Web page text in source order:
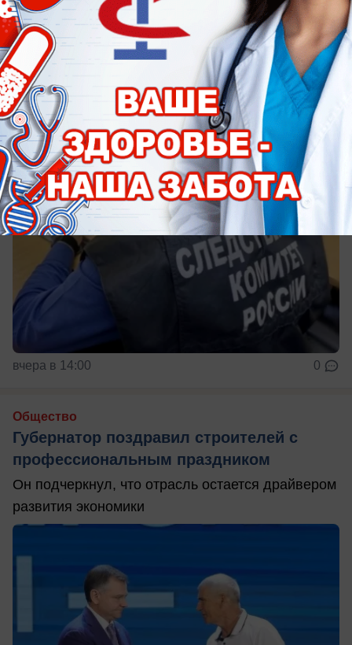
Происшествия
16-летний юноша задержан за хранение
наркотиков в Таганроге
Какое наказание ему грозит
вчера в 14:00 0
Общество
Губернатор поздравил строителей с
профессиональным праздником
Он подчеркнул, что отрасль остается драйвером
развития экономики